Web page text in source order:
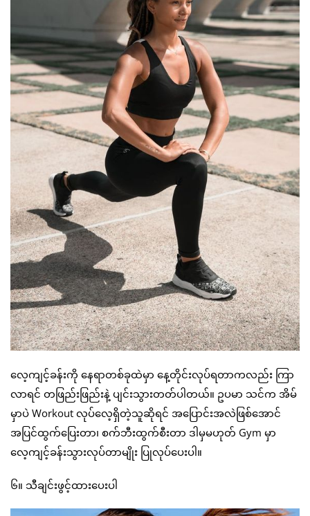
လေ့ကျင့်ခန်းကို နေရာတစ်ခုထဲမှာ နေ့တိုင်းလုပ်ရတာကလည်း ကြာ
လာရင် တဖြည်းဖြည်းနဲ့ ပျင်းသွားတတ်ပါတယ်။ ဥပမာ သင်က အိမ်
မှာပဲ Workout လုပ်လေ့ရှိတဲ့သူဆိုရင် အပြောင်းအလဲဖြစ်အောင်
အပြင်ထွက်ပြေးတာ၊ စက်ဘီးထွက်စီးတာ ဒါမှမဟုတ် Gym မှာ
လေ့ကျင့်ခန်းသွားလုပ်တာမျိုး ပြုလုပ်ပေးပါ။
၆။ သီချင်းဖွင့်ထားပေးပါ